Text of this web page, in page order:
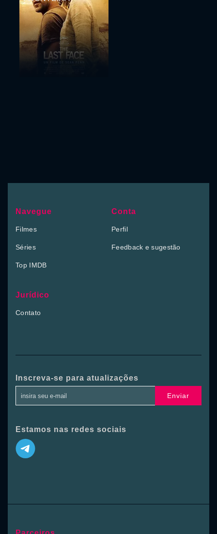
Navegue
Filmes
Séries
Top IMDB
Conta
Perfil
Feedback e sugestão
Jurídico
Contato
Inscreva-se para atualizações
Enviar
Estamos nas redes sociais